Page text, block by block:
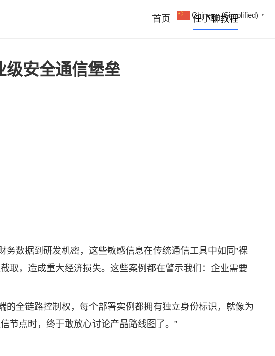
首页 任小聊教程
级安全通信堡垒
数据到研发机密，这些敏感信息在传统通信工具中如同”裸
取，造成重大经济损失。这些案例都在警示我们：企业需要
全链路控制权，每个部署实例都拥有独立身份标识，就像为
节点时，终于敢放心讨论产品路线图了。”
Chinese (Simplified) ▼